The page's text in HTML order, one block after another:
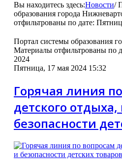
Вы находитесь здесь:Новости/
образования города
отфильтрованы по дате:
Портал системы образования
Материалы отфильтрованы по
2024
Пятница, 17 мая 2024 15:32
Горячая линия
детского отдыха,
безопасности